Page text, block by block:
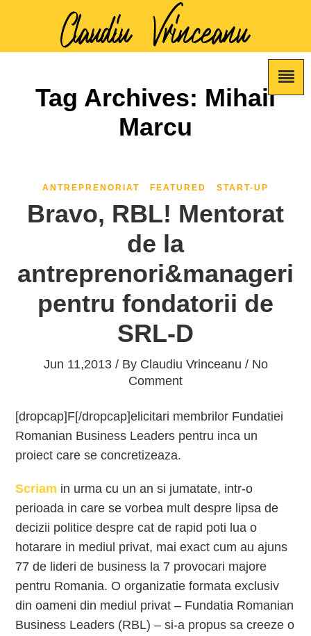
Tag Archives: Mihail
Marcu
ANTREPRENORIAT FEATURED START-UP
Bravo, RBL! Mentorat
de la
antreprenori&manageri
pentru fondatorii de
SRL-D
Jun 11,2013 / By Claudiu Vrinceanu / No
Comment
[dropcap]F[/dropcap]elicitari membrilor Fundatiei
Romanian Business Leaders pentru inca un
proiect care se concretizeaza.
Scriam in urma cu un an si jumatate, intr-o
perioada in care se vorbea mult despre lipsa de
decizii politice despre cat de rapid poti lua o
hotarare in mediul privat, mai exact cum au ajuns
77 de lideri de business la 7 provocari majore
pentru Romania. O organizatie formata exclusiv
din oameni din mediul privat – Fundatia Romanian
Business Leaders (RBL) – si-a propus sa creeze o